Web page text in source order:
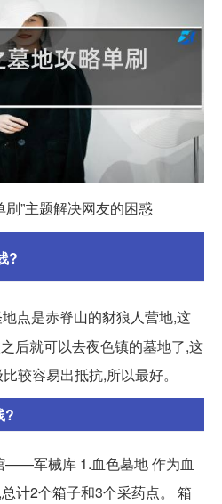
刷”主题解决网友的困惑
?
点是赤脊山的豺狼人营地,这
后就可以去夜色镇的墓地了,这
较容易出抵抗,所以最好。
?
军械库 1.血色墓地 作为血
计2个箱子和3个采药点。 箱